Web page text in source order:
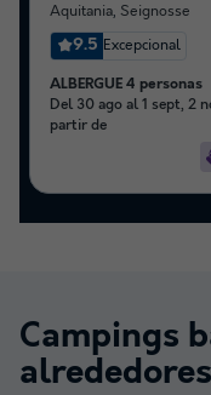
Aquitania, Seignosse
9.5 Excepcional
ALBERGUE 4 personas
Del 30 ago al 1 sept, 2
partir de
Campings